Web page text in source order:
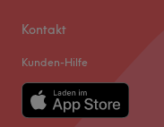
Kontakt
Kunden-Hilfe